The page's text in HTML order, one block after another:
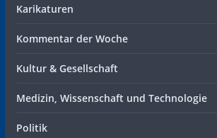
Karikaturen
Kommentar der Woche
Kultur & Gesellschaft
Medizin, Wissenschaft und Technologie
Politik